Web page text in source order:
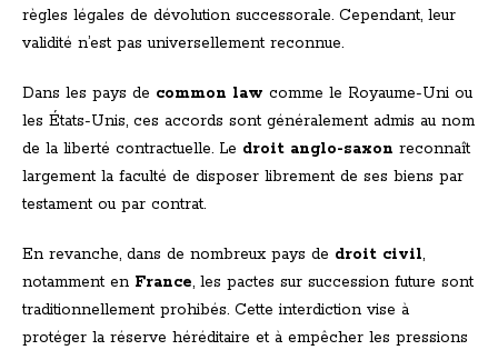
règles légales de dévolution successorale. Cependant, leur
validité n’est pas universellement reconnue.
Dans les pays de common law comme le Royaume-Uni ou
les États-Unis, ces accords sont généralement admis au nom
de la liberté contractuelle. Le droit anglo-saxon reconnaît
largement la faculté de disposer librement de ses biens par
testament ou par contrat.
En revanche, dans de nombreux pays de droit civil,
notamment en France, les pactes sur succession future sont
traditionnellement prohibés. Cette interdiction vise à
protéger la réserve héréditaire et à empêcher les pressions